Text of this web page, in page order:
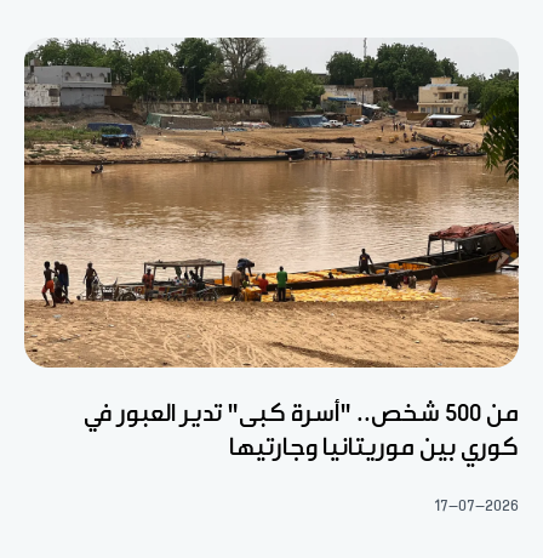
من 500 شخص.. "أسرة كبى" تدير العبور في
كوري بين موريتانيا وجارتيها
17-07-2026